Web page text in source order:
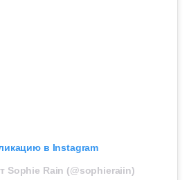
в Instagram
Sophie Rain (@sophieraiin)